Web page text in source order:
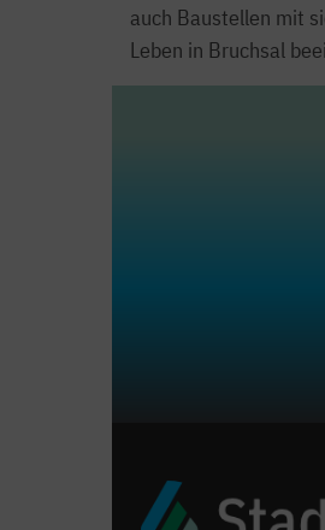
auch Baustellen mit
Leben in Bruchsal